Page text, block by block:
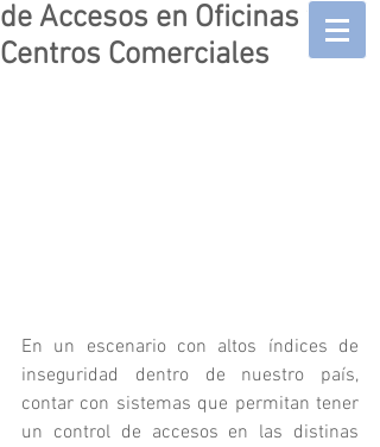
de Accesos en Oficinas y
Centros Comerciales
En un escenario con altos índices de
inseguridad dentro de nuestro país,
contar con sistemas que permitan tener
un control de accesos en las distinas